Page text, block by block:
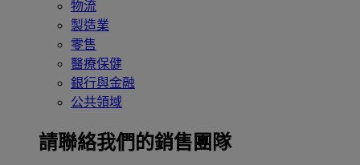
物流
製造業
零售
醫療保健
銀行與金融
公共領域
請聯絡我們的銷售團隊